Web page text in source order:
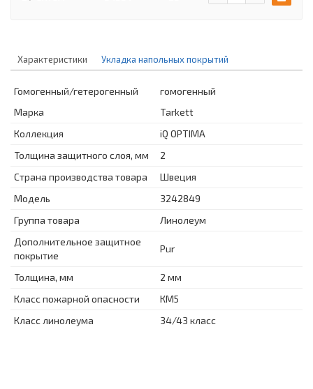
Характеристики Укладка напольных покрытий
Гомогенный/гетерогенный
гомогенный
Марка
Tarkett
Коллекция
iQ OPTIMA
Толщина защитного слоя, мм
2
Страна производства товара
Швеция
Модель
3242849
Группа товара
Линолеум
Дополнительное защитное
покрытие
Pur
Толщина, мм
2 мм
Класс пожарной опасности
КМ5
Класс линолеума
34/43 класс